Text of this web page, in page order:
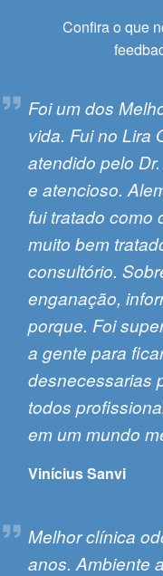
Confira o que
Vinicius SanviFoi um dos
vida. Fui no Lira
atendido pelo
e atencioso.
fui tratado como
muito bem
consultório.
enganação,
porque. Foi
a gente para
desnecessarias
todos
em um mundo
Vinícius Sanvi
Pedro Jaguaribe
Melhor clínica
anos. Ambiente